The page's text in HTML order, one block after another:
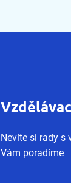
Nevíte si rady s
Vám poradíme